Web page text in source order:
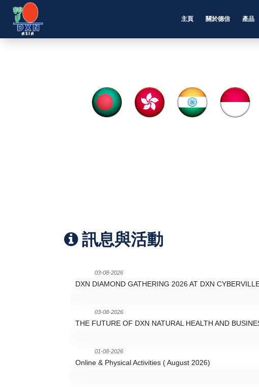
主頁 關於德信 產品
訊息與活動
03-08-2026
DXN DIAMOND GATHERING 2026 AT DXN
03-08-2026
THE FUTURE OF DXN NATURAL HEALTH AND
01-08-2026
Online & Physical Activities ( August 2026)